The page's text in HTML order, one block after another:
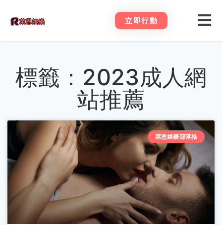
立即行動
標籤：2023成人網
站推薦
萊恩娛樂部落格